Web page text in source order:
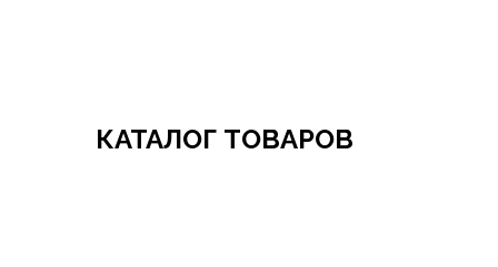
КАТАЛОГ ТОВАРОВ